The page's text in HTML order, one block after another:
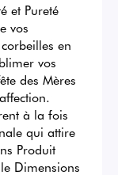
et Pureté
vos
en
vos
des Mères
à la fois
qui attire
Produit
Dimensions